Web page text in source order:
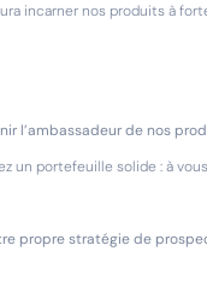
incarner nos produits à
l’ambassadeur de nos
un portefeuille solide : à
propre stratégie de